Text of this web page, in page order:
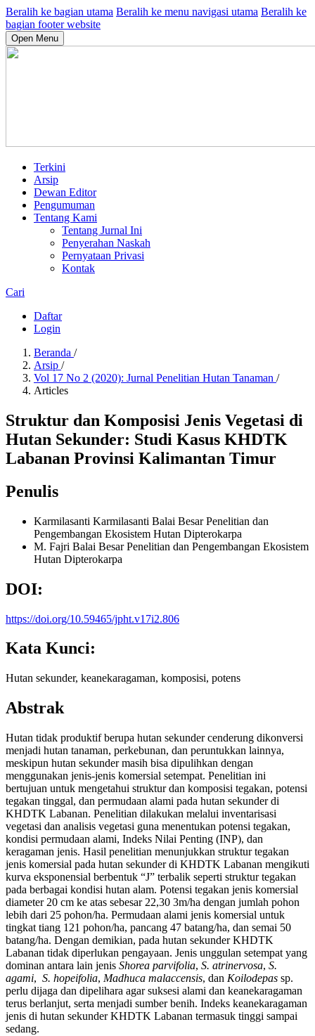
Beralih ke bagian utama Beralih ke menu navigasi utama Beralih ke
bagian footer website
Open Menu
Terkini
Arsip
Dewan Editor
Pengumuman
Tentang Kami
Tentang Jurnal Ini
Penyerahan Naskah
Pernyataan Privasi
Kontak
Cari
Daftar
Login
Beranda /
Arsip /
Vol 17 No 2 (2020): Jurnal Penelitian Hutan Tanaman /
Articles
Struktur dan Komposisi Jenis Vegetasi di
Hutan Sekunder: Studi Kasus KHDTK
Labanan Provinsi Kalimantan Timur
Penulis
Karmilasanti Karmilasanti Balai Besar Penelitian dan
Pengembangan Ekosistem Hutan Dipterokarpa
M. Fajri Balai Besar Penelitian dan Pengembangan Ekosistem
Hutan Dipterokarpa
DOI:
https://doi.org/10.59465/jpht.v17i2.806
Kata Kunci:
Hutan sekunder, keanekaragaman, komposisi, potens
Abstrak
Hutan tidak produktif berupa hutan sekunder cenderung dikonversi
menjadi hutan tanaman, perkebunan, dan peruntukkan lainnya,
meskipun hutan sekunder masih bisa dipulihkan dengan
menggunakan jenis-jenis komersial setempat. Penelitian ini
bertujuan untuk mengetahui struktur dan komposisi tegakan, potensi
tegakan tinggal, dan permudaan alami pada hutan sekunder di
KHDTK Labanan. Penelitian dilakukan melalui inventarisasi
vegetasi dan analisis vegetasi guna menentukan potensi tegakan,
kondisi permudaan alami, Indeks Nilai Penting (INP), dan
keragaman jenis. Hasil penelitian menunjukkan struktur tegakan
jenis komersial pada hutan sekunder di KHDTK Labanan mengikuti
kurva eksponensial berbentuk “J” terbalik seperti struktur tegakan
pada berbagai kondisi hutan alam. Potensi tegakan jenis komersial
diameter 20 cm ke atas sebesar 22,30 3m/ha dengan jumlah pohon
lebih dari 25 pohon/ha. Permudaan alami jenis komersial untuk
tingkat tiang 121 pohon/ha, pancang 47 batang/ha, dan semai 50
batang/ha. Dengan demikian, pada hutan sekunder KHDTK
Labanan tidak diperlukan pengayaan. Jenis unggulan setempat yang
dominan antara lain jenis Shorea parvifolia, S. atrinervosa, S.
agami, S. hopeifolia, Madhuca malaccensis, dan Koilodepas sp.
perlu dijaga dan dipelihara agar suksesi alami dan keanekaragaman
terus berlanjut, serta menjadi sumber benih. Indeks keanekaragaman
jenis di hutan sekunder KHDTK Labanan termasuk tinggi sampai
sedang.